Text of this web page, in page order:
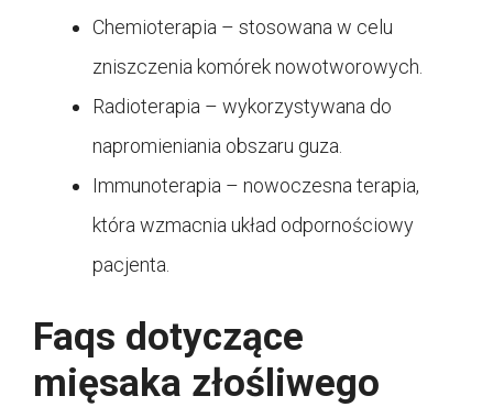
Chemioterapia – stosowana w celu
zniszczenia komórek nowotworowych.
Radioterapia – wykorzystywana do
napromieniania obszaru guza.
Immunoterapia – nowoczesna terapia,
która wzmacnia układ odpornościowy
pacjenta.
Faqs dotyczące
mięsaka złośliwego